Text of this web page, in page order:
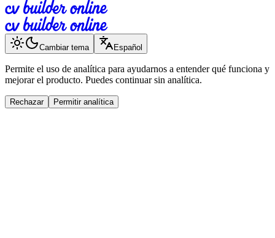
Cambiar tema Español
Permite el uso de analítica para ayudarnos a entender qué funciona y
mejorar el producto. Puedes continuar sin analítica.
Rechazar Permitir analítica